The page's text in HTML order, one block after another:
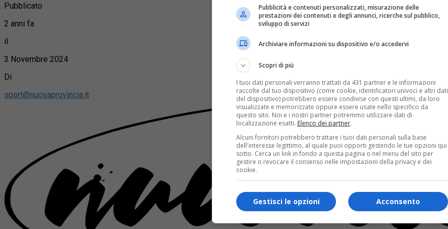
Pubblicato
2 anni fa
il
3 Novembre 2024
Di
sport@nuovaprovincia.it
Pubblicità e contenuti personalizzati, misurazione delle
prestazioni dei contenuti e degli annunci, ricerche sul pubblico,
sviluppo di servizi
Archiviare informazioni su dispositivo e/o accedervi
Scopri di più
I tuoi dati personali verranno trattati da 431 partner e le informazioni
raccolte dal tuo dispositivo (come cookie, identificatori univoci e altri dati
del dispositivo) potrebbero essere condivise con questi ultimi, da loro
visualizzate e memorizzate oppure essere usate nello specifico da
questo sito. Noi e i nostri partner potremmo utilizzare dati di
localizzazione esatti. Elenco dei partner.
Alcuni fornitori potrebbero trattare i tuoi dati personali sulla base
dell'interesse legittimo, al quale puoi opporti gestendo le tue opzioni qui
sotto. Cerca un link in fondo a questa pagina o nel menu del sito per
gestire o revocare il consenso nelle impostazioni della privacy e dei
cookie.
Acconsento
Gestisci le opzioni